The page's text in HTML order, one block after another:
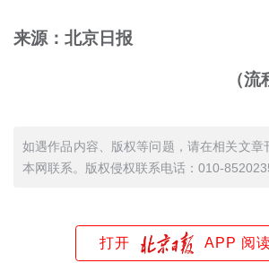
来源：北京日报
（
如遇作品内容、版权等问题，请在相关文章
本网联系。版权侵权联系电话：010-
打开 APP 阅